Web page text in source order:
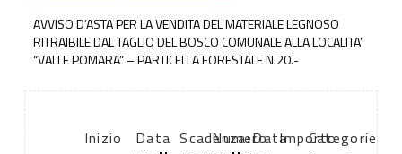
AVVISO D’ASTA PER LA VENDITA DEL MATERIALE LEGNOSO
RITRAIBILE DAL TAGLIO DEL BOSCO COMUNALE ALLA LOCALITA’
“VALLE POMARA” – PARTICELLA FORESTALE N.20.-
Inizio
Data Scadenza:
NumeroDataImportoCategorie